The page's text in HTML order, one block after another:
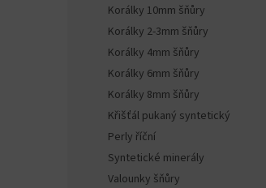
Korálky 10mm šňůry
Korálky 2-3mm šňůry
Korálky 4mm šňůry
Korálky 6mm šňůry
Korálky 8mm šňůry
Křišťál pukaný syntetický
Perly říční
Syntetické minerály
Valounky šňůry